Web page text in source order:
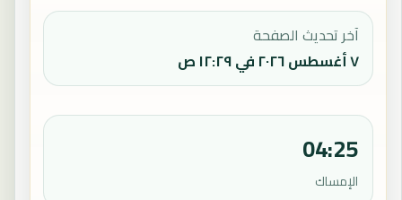
آخر تحديث الصفحة
٧ أغسطس ٢٠٢٦ في ١٢:٢٩ ص
04:25
الإمساك